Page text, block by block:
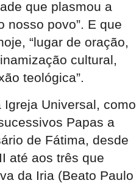
que plasmou a
nosso povo”. E que
“lugar de oração,
cultural,
teológica”.
Universal, como
Papas a
de Fátima, desde
até aos três que
da Iria (Beato Paulo